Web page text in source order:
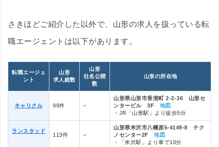
さきほどご紹介した以外で、山形の求人を扱っている転
職エージェントは以下があります。
転職エージェ
ント
山形
求人総数
山形
社名公開
数
山形の所在地
キャリクル 99件 –
山形県山形市香澄町 2-2-36 山形セ
ンタービル 3F 地図
・JR「山形駅」より徒歩5分
ランスタッド
113件 –
山形県米沢市八幡原5-4149-8 テク
ノセンター2F 地図
・「米沢駅」より車で10分